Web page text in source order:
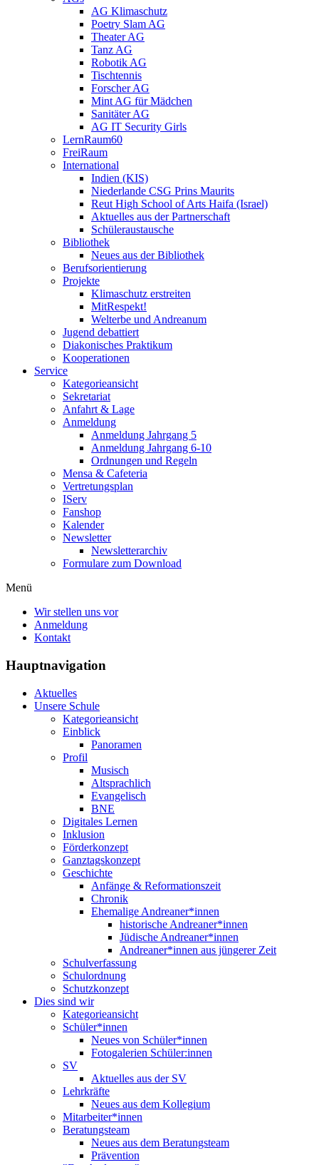
AG Klimaschutz
Poetry Slam AG
Theater AG
Tanz AG
Robotik AG
Tischtennis
Forscher AG
Mint AG für Mädchen
Sanitäter AG
AG IT Security Girls
LernRaum60
FreiRaum
International
Indien (KIS)
Niederlande CSG Prins Maurits
Reut High School of Arts Haifa (Israel)
Aktuelles aus der Partnerschaft
Schüleraustausche
Bibliothek
Neues aus der Bibliothek
Berufsorientierung
Projekte
Klimaschutz erstreiten
MitRespekt!
Welterbe und Andreanum
Jugend debattiert
Diakonisches Praktikum
Kooperationen
Service
Kategorieansicht
Sekretariat
Anfahrt & Lage
Anmeldung
Anmeldung Jahrgang 5
Anmeldung Jahrgang 6-10
Ordnungen und Regeln
Mensa & Cafeteria
Vertretungsplan
IServ
Fanshop
Kalender
Newsletter
Newsletterarchiv
Formulare zum Download
Menü
Wir stellen uns vor
Anmeldung
Kontakt
Hauptnavigation
Aktuelles
Unsere Schule
Kategorieansicht
Einblick
Panoramen
Profil
Musisch
Altsprachlich
Evangelisch
BNE
Digitales Lernen
Inklusion
Förderkonzept
Ganztagskonzept
Geschichte
Anfänge & Reformationszeit
Chronik
Ehemalige Andreaner*innen
historische Andreaner*innen
Jüdische Andreaner*innen
Andreaner*innen aus jüngerer Zeit
Schulverfassung
Schulordnung
Schutzkonzept
Dies sind wir
Kategorieansicht
Schüler*innen
Neues von Schüler*innen
Fotogalerien Schüler:innen
SV
Aktuelles aus der SV
Lehrkräfte
Neues aus dem Kollegium
Mitarbeiter*innen
Beratungsteam
Neues aus dem Beratungsteam
Prävention